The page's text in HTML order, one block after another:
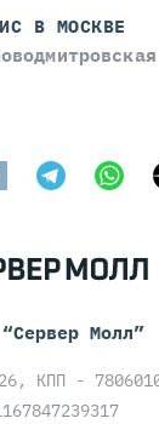
В МОСКВЕ
Молл”
КПП -